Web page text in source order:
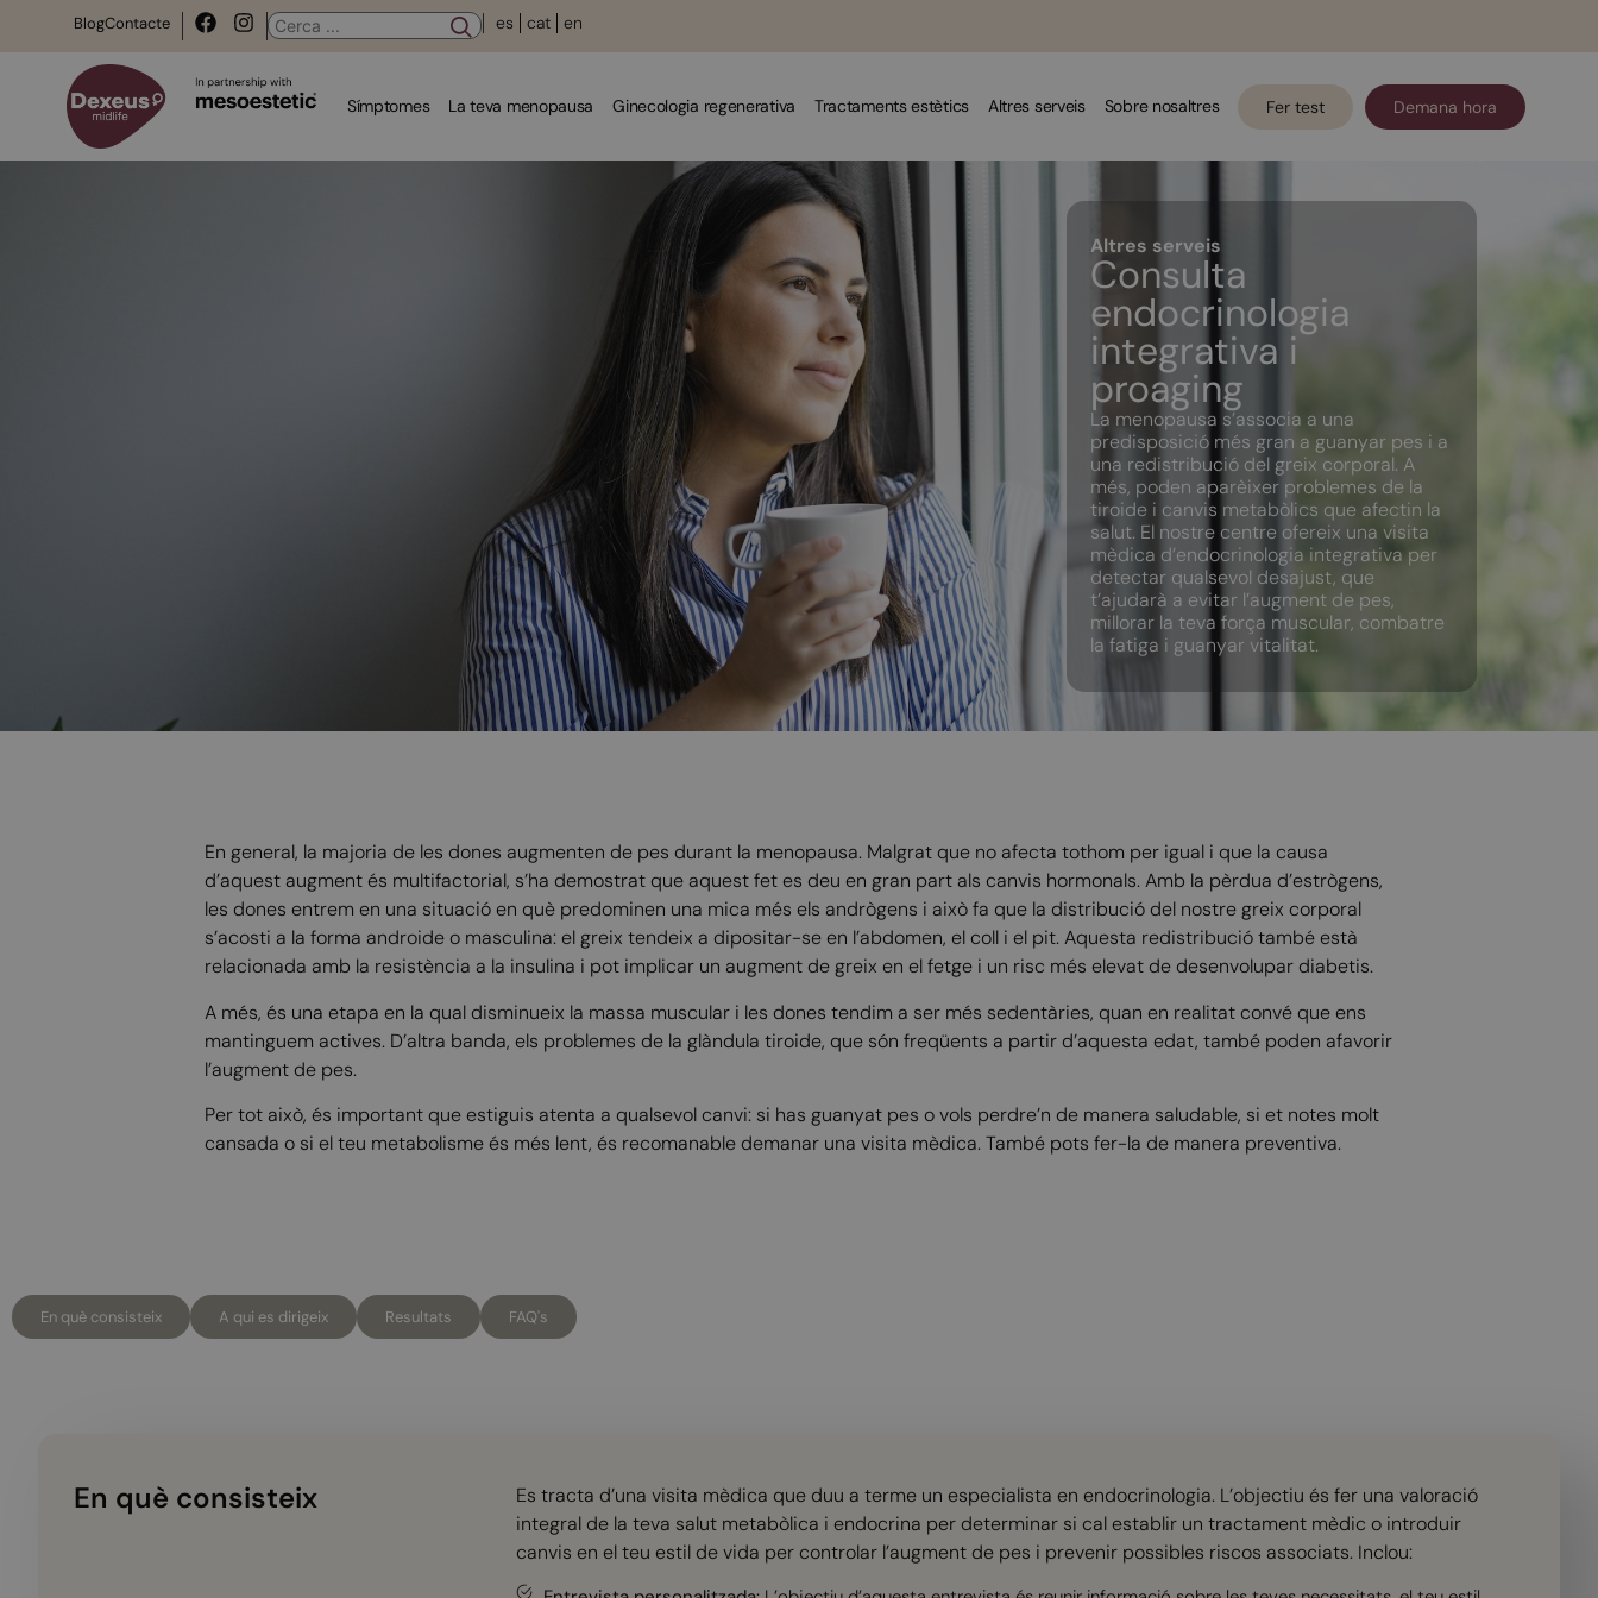
BlogContacte es cat en
Símptomes La teva menopausa Ginecologia regenerativa Tractaments estètics Altres serveis Sobre nosaltres Fer test Demana hora
Altres serveis
Consulta
endocrinologia
integrativa i
proaging
La menopausa s’associa a una
predisposició més gran a guanyar pes i a
una redistribució del greix corporal. A
més, poden aparèixer problemes de la
tiroide i canvis metabòlics que afectin la
salut. El nostre centre ofereix una visita
mèdica d’endocrinologia integrativa per
detectar qualsevol desajust, que
t’ajudarà a evitar l’augment de pes,
millorar la teva força muscular, combatre
la fatiga i guanyar vitalitat.
En general, la majoria de les dones augmenten de pes durant la menopausa. Malgrat que no afecta tothom per igual i que la causa
d’aquest augment és multifactorial, s’ha demostrat que aquest fet es deu en gran part als canvis hormonals. Amb la pèrdua d’estrògens,
les dones entrem en una situació en què predominen una mica més els andrògens i això fa que la distribució del nostre greix corporal
s’acosti a la forma androide o masculina: el greix tendeix a dipositar-se en l’abdomen, el coll i el pit. Aquesta redistribució també està
relacionada amb la resistència a la insulina i pot implicar un augment de greix en el fetge i un risc més elevat de desenvolupar diabetis.
A més, és una etapa en la qual disminueix la massa muscular i les dones tendim a ser més sedentàries, quan en realitat convé que ens
mantinguem actives. D’altra banda, els problemes de la glàndula tiroide, que són freqüents a partir d’aquesta edat, també poden afavorir
l’augment de pes.
Per tot això, és important que estiguis atenta a qualsevol canvi: si has guanyat pes o vols perdre’n de manera saludable, si et notes molt
cansada o si el teu metabolisme és més lent, és recomanable demanar una visita mèdica. També pots fer-la de manera preventiva.
En què consisteix A qui es dirigeix Resultats FAQ's
En què consisteix
Es tracta d’una visita mèdica que duu a terme un especialista en endocrinologia. L’objectiu és fer una valoració
integral de la teva salut metabòlica i endocrina per determinar si cal establir un tractament mèdic o introduir
canvis en el teu estil de vida per controlar l’augment de pes i prevenir possibles riscos associats. Inclou: